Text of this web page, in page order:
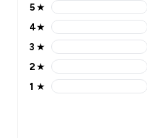
5 stars rating 1 reviews
5★
4 stars rating 0 reviews
4★
3 stars rating 0 reviews
3 ★
2 stars rating 0 reviews
2★
1 stars rating 0 reviews
1 ★